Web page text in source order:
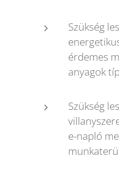
Szükség
érdemes
anyagok
Szükség
e-napló